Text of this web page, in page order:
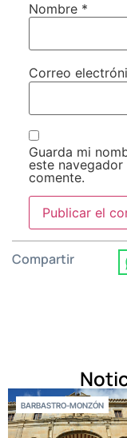
Nombre *
Correo
Guarda mi
este
comente.
Compartir
BARBASTRO-MONZÓN